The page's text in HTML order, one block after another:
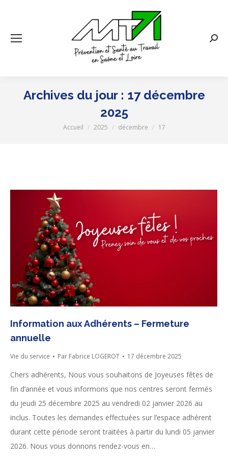
Archives du jour : 17 décembre
2025
Vous êtes ici :
Accueil 2025 décembre 17
Information aux Adhérents – Fermeture
annuelle
Vie du service Par Fabrice LOGEROT 17 décembre 2025
Chers adhérents, Nous vous souhaitons de Joyeuses fêtes de
fin d’année et vous informons que nos centres seront fermés
du jeudi 25 décembre 2025 au vendredi 02 janvier 2026 au
inclus. Toutes les demandes effectuées sur l’espace adhérent
durant cette période seront traitées à partir du lundi 05 janvier
2026. Nous vous donnons rendez-vous en…